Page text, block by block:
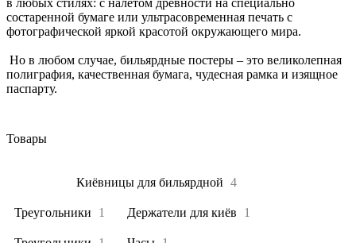
состаренной бумаге или ультрасовременная печать с
фотографической яркой красотой окружающего мира.
Но в любом случае, бильярдные постеры – это великолепная
полиграфия, качественная бумага, чудесная рамка и изящное
паспарту.
Товары
Киёвницы для бильярдной 4
Треугольники 1 Держатели для киёв 1